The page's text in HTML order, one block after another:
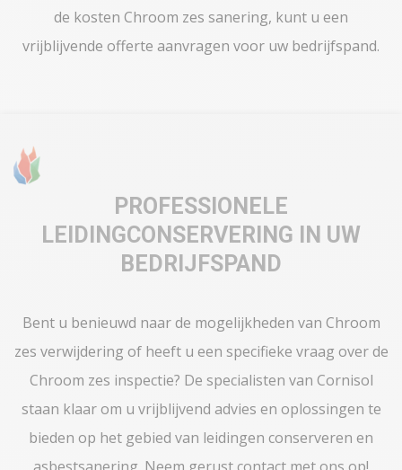
de kosten Chroom zes sanering, kunt u een
vrijblijvende offerte aanvragen voor uw bedrijfspand.
PROFESSIONELE
LEIDINGCONSERVERING IN UW
BEDRIJFSPAND
Bent u benieuwd naar de mogelijkheden van Chroom
zes verwijdering of heeft u een specifieke vraag over de
Chroom zes inspectie? De specialisten van Cornisol
staan klaar om u vrijblijvend advies en oplossingen te
bieden op het gebied van leidingen conserveren en